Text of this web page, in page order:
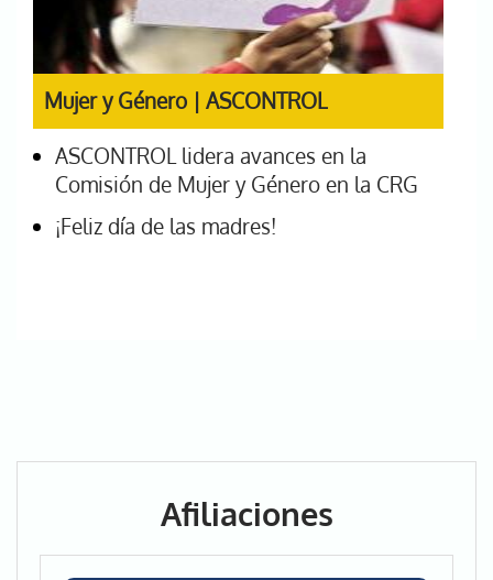
Mujer y Género | ASCONTROL
ASCONTROL lidera avances en la
Comisión de Mujer y Género en la CRG
¡Feliz día de las madres!
Afiliaciones